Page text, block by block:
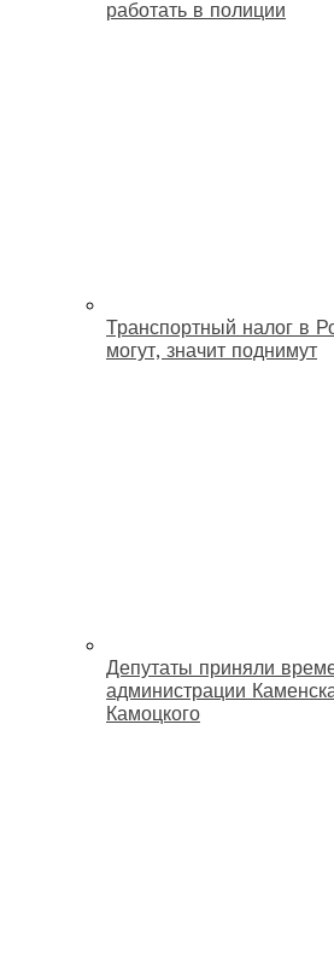
работать в полиции
Транспортный налог в
могут, значит поднимут
Депутаты приняли
администрации
Камоцкого